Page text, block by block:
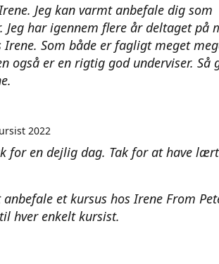
Jeg kan varmt anbefale dig som
Jeg har igennem flere år deltaget på
Irene. Som både er fagligt meget
også er en rigtig god underviser. Så
for en dejlig dag. Tak for at have
et kursus hos Irene From
hver enkelt kursist.
2022